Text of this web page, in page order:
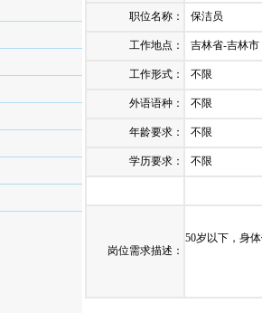
职位名称： 保洁员
工作地点： 吉林省-吉林市
工作形式： 不限
外语语种： 不限
年龄要求： 不限
学历要求： 不限
岗位需求描述：
50岁以下，身